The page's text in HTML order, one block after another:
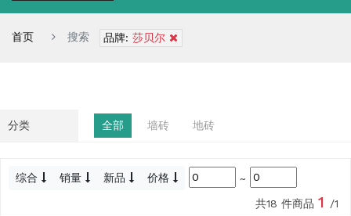
首页 搜索 品牌: 莎贝尔
分类 全部 墙砖 地砖
综合 销量 新品 价格
~
共18 件商品 1 /1